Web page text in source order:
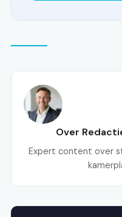
Over
Expert content over